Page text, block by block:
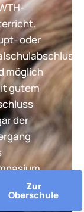
oder
möglich
gutem
der
Zur
Oberschule